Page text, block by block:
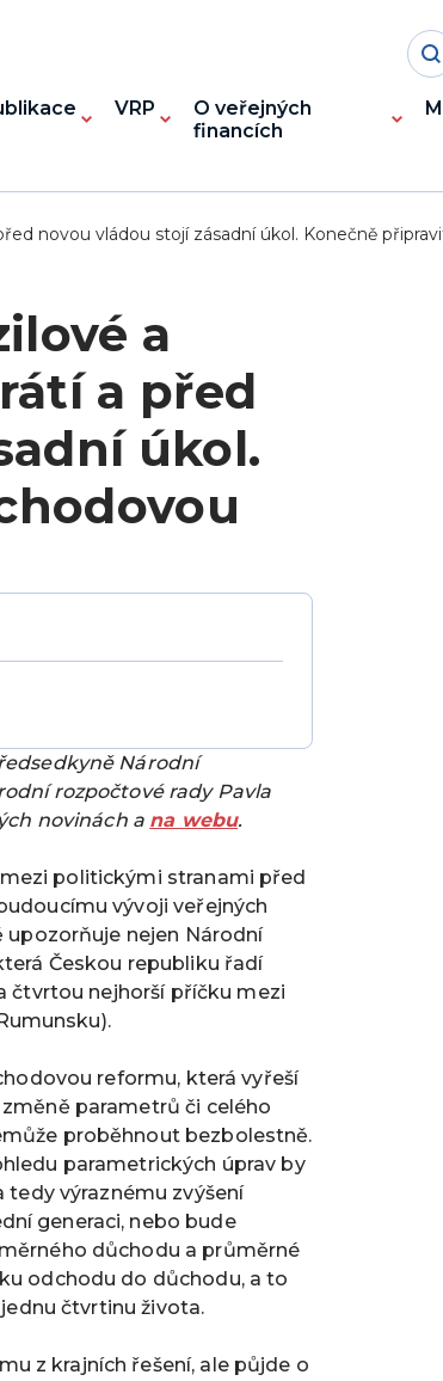
VRP
O veřejných
financích
novou vládou stojí zásadní úkol. Konečně
a
a před
úkol.
Národní
rozpočtové radyPavla
novinách a na webu.
politickými stranami před
vývoji veřejných
nejen Národní
Českou republiku řadí
čtvrtou nejhorší příčku mezi
reformu, která vyřeší
parametrů či celého
proběhnout bezbolestně.
parametrických úprav by
výraznému zvýšení
generaci, nebo bude
důchodu a průměrné
odchodu do důchodu, a to
čtvrtinu života.
z krajních řešení, ale půjde o